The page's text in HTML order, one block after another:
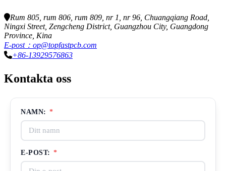
Rum 805, rum 806, rum 809, nr 1, nr 96, Chuangqiang Road,
Ningxi Street, Zengcheng District, Guangzhou City, Guangdong
Province, Kina
E-post：op@topfastpcb.com
+86-13929576863
Kontakta oss
NAMN: *
E-POST: *